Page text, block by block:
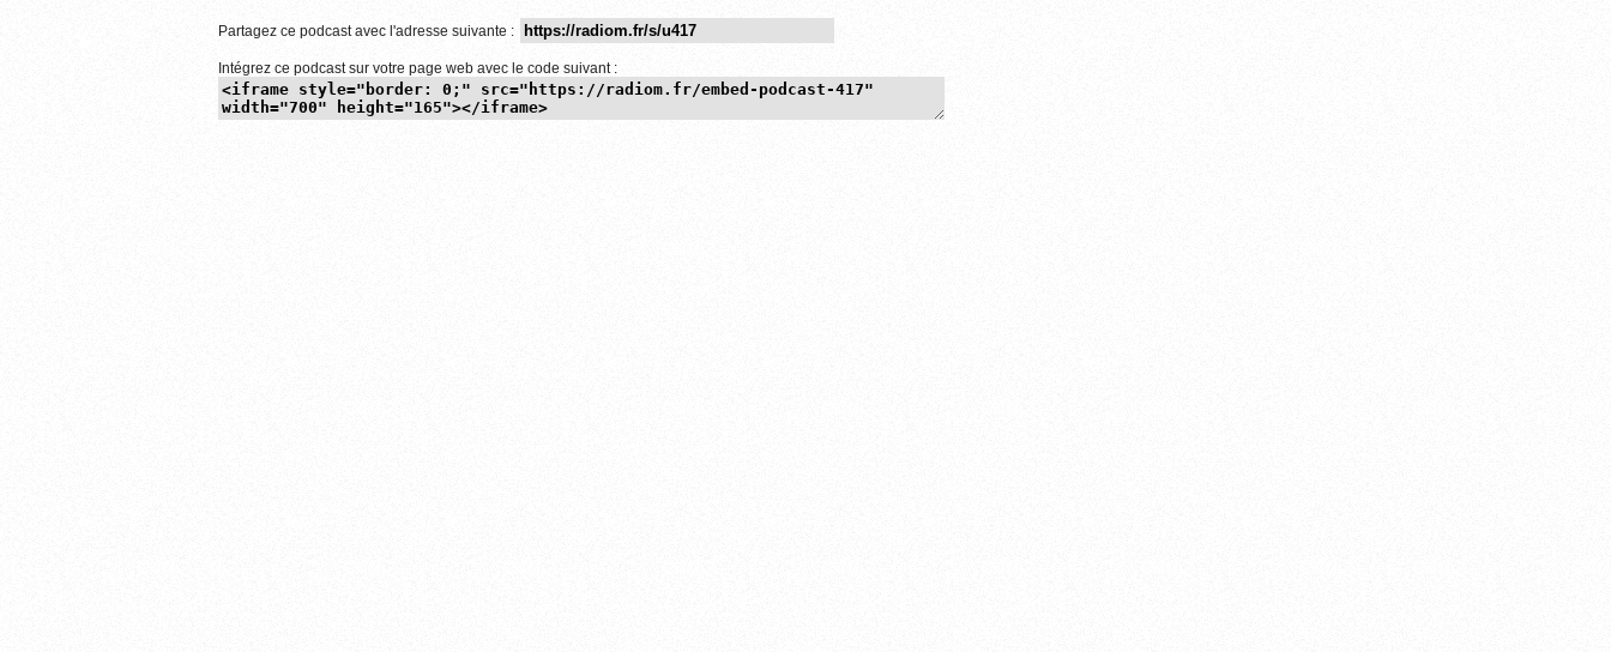
Partagez ce podcast avec l'adresse suivante :
Intégrez ce podcast sur votre page web avec le code suivant :